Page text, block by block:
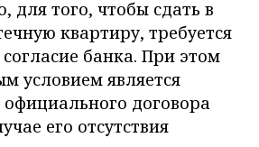
для того, чтобы сдать в
квартиру, требуется
банка. При этом
условием является
договора
его отсутствия